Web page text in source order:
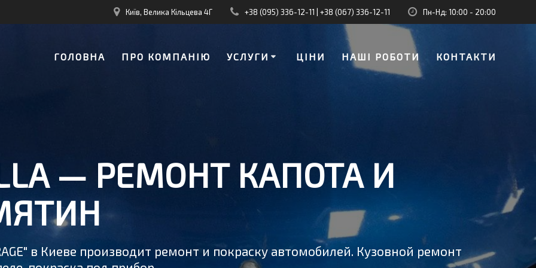
Київ, Велика Кільцева 4Г +38 (095) 336-12-11 +38 (067) 336-12-11 Пн-Нд: 10:00 - 20:00
ГОЛОВНА ПРО КОМПАНІЮ УСЛУГИ ЦІНИ НАШІ РОБОТИ КОНТАКТИ
— РЕМОНТ КАПОТА И
в Киеве производит ремонт и покраску автомобилей. Кузовной ремонт